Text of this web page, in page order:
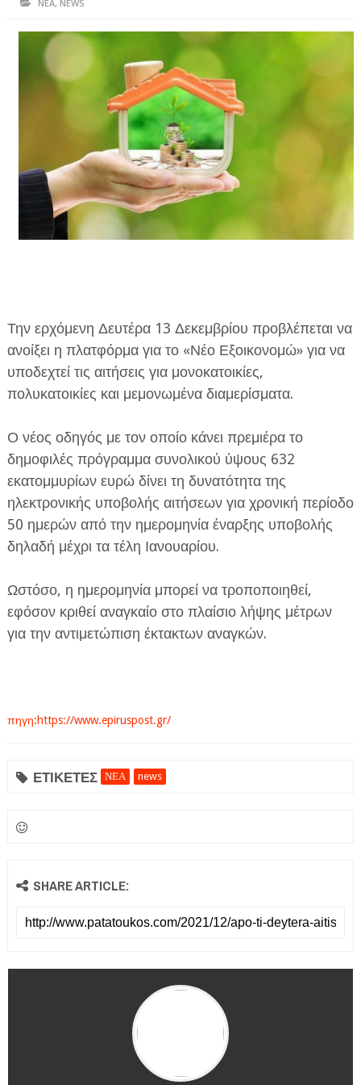
ΗΠΕΙΡΟΣ
ΠΡΕΒΕΖΑ
ΑΡΤΑ
ΙΟΝΙΑ ΝΗΣΙΑ
ΚΑΙ ΕΛΛΑΔΑ
ΥΓΕΙΑ-ΟΜΟΡΦΙΑ
ΤΕΧΝΟΛΟΓΙΑ
ΔΙΕΘΝΗ
ΕΦΗΜΕΡΙΔΑ Η ΠΑΡΓΑ
ΠΛΗΡΟΦΟΡΙΕΣ
ΝΕΑ, NEWS
Την ερχόμενη Δευτέρα 13 Δεκεμβρίου προβλέπεται να
ανοίξει η πλατφόρμα για το «Νέο Εξοικονομώ» για να
υποδεχτεί τις αιτήσεις για μονοκατοικίες,
πολυκατοικίες και μεμονωμένα διαμερίσματα.
Ο νέος οδηγός με τον οποίο κάνει πρεμιέρα το
δημοφιλές πρόγραμμα συνολικού ύψους 632
εκατομμυρίων ευρώ δίνει τη δυνατότητα της
ηλεκτρονικής υποβολής αιτήσεων για χρονική περίοδο
50 ημερών από την ημερομηνία έναρξης υποβολής
δηλαδή μέχρι τα τέλη Ιανουαρίου.
Ωστόσο, η ημερομηνία μπορεί να τροποποιηθεί,
εφόσον κριθεί αναγκαίο στο πλαίσιο λήψης μέτρων
για την αντιμετώπιση έκτακτων αναγκών.
πηγη:https://www.epiruspost.gr/
ΕΤΙΚΕΤΕΣ ΝΕΑ news
SHARE ARTICLE: